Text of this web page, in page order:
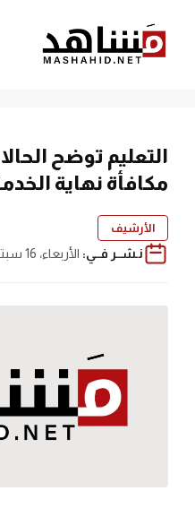
المحتوى
التعليم توضح
مكافأة نهاية
الأرشيف
نـشــر فــي: الأربعاء، 16 سبتمبر 2020 | 12:08 م